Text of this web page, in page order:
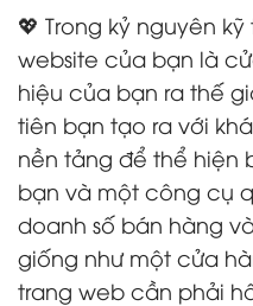
💖 Trong kỷ nguyên
website của bạn là
hiệu của bạn ra thế
tiên bạn tạo ra với
nền tảng để thể hiện
bạn và một công cụ
doanh số bán hàng
giống như một cửa
trang web cần phải